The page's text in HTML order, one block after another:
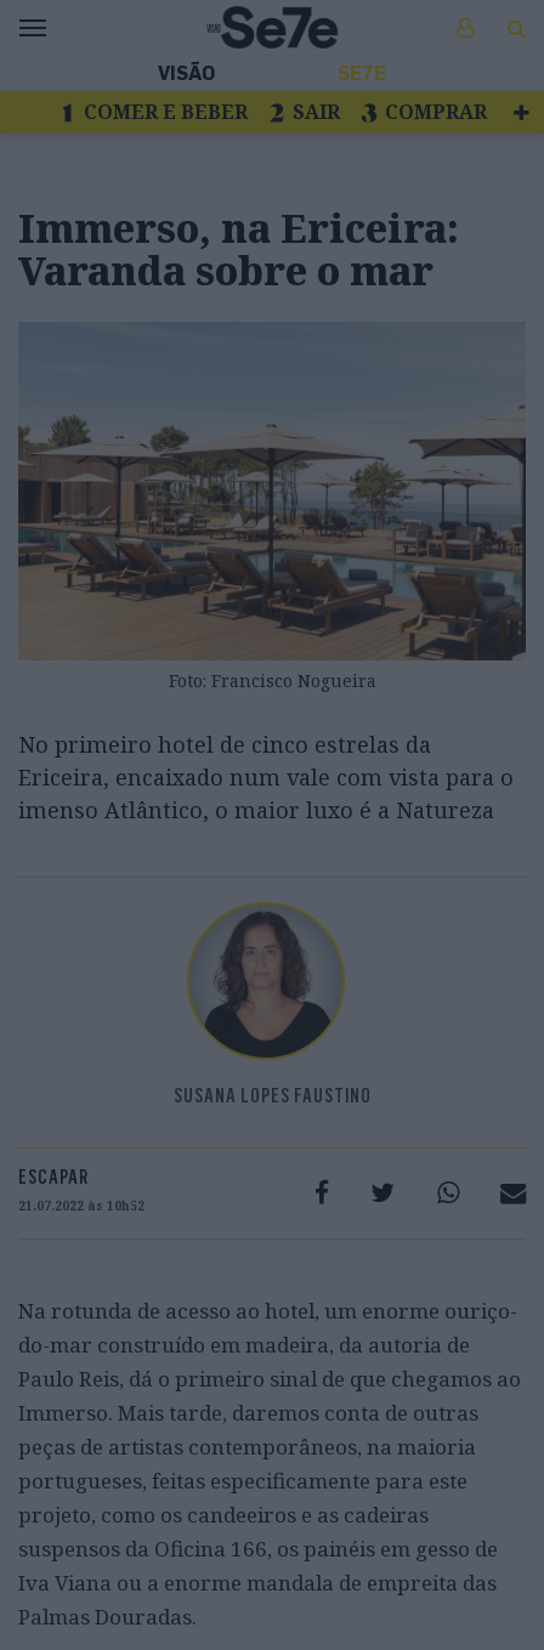
VISÃO SE7E
COMER E BEBER SAIR
COMPRAR
Immerso, na Ericeira:
Varanda sobre o mar
Foto: Francisco Nogueira
No primeiro hotel de cinco estrelas da
Ericeira, encaixado num vale com vista para o
imenso Atlântico, o maior luxo é a Natureza
SUSANA LOPES FAUSTINO
ESCAPAR
21.07.2022 às 10h52
Na rotunda de acesso ao hotel, um enorme ouriço-
do-mar construído em madeira, da autoria de
Paulo Reis, dá o primeiro sinal de que chegamos ao
Immerso. Mais tarde, daremos conta de outras
peças de artistas contemporâneos, na maioria
portugueses, feitas especificamente para este
projeto, como os candeeiros e as cadeiras
suspensos da Oficina 166, os painéis em gesso de
Iva Viana ou a enorme mandala de empreita das
Palmas Douradas.